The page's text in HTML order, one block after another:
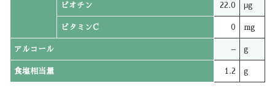
ビオチン 22.0 μg
ビタミンC 0 mg
アルコール – g
食塩相当量 1.2 g